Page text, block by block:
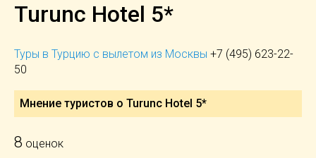
Turunc Hotel 5*
Туры в Турцию с вылетом из Москвы +7 (495) 623-22-
50
Мнение туристов о Turunc Hotel 5*
8 оценок